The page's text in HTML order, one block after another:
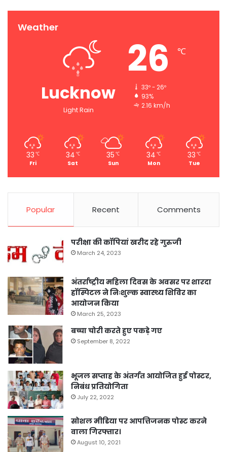
Weather
Lucknow
Light Rain
26 ℃
33º - 26º
93%
2.16 km/h
33 ℃
Fri
34 ℃
Sat
35 ℃
Sun
34 ℃
Mon
33 ℃
Tue
Popular Recent Comments
परीक्षा की कॉपियां खरीद रहे गुरुजी
March 24, 2023
अंतर्राष्ट्रीय महिला दिवस के अवसर पर शारदा
हॉस्पिटल ने निःशुल्क स्वास्थ्य शिविर का
आयोजन किया
March 25, 2023
बच्चा चोरी करते हुए पकड़े गए
September 8, 2022
भूजल सप्ताह के अंतर्गत आयोजित हुई पोस्टर,
निबंध प्रतियोगिता
July 22, 2022
सोशल मीडिया पर आपत्तिजनक पोस्ट करने
वाला गिरफ्तार।
August 10, 2021